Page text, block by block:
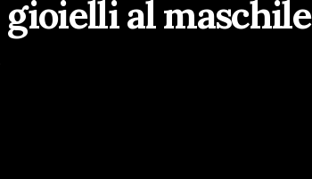
al maschile